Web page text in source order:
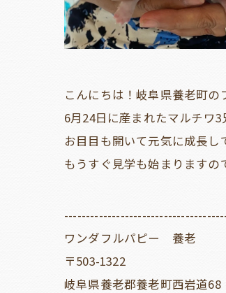
こんにちは！岐阜県養老町の
6月24日に産まれたマルチワ3
お目目も開いて元気に成長し
もうすぐ見学も始まりますの
ワンダフルパピー 養老
〒503-1322
岐阜県養老郡養老町西岩道68